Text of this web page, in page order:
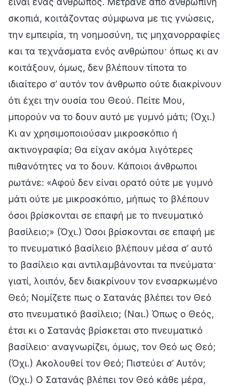
σκοπιά, κοιτάζοντας σύμφωνα με τις γνώσεις,
την εμπειρία, τη νοημοσύνη, τις μηχανορραφίες
και τα τεχνάσματα ενός ανθρώπου· όπως κι αν
κοιτάξουν, όμως, δεν βλέπουν τίποτα το
ιδιαίτερο σ’ αυτόν τον άνθρωπο ούτε διακρίνουν
ότι έχει την ουσία του Θεού. Πείτε Μου,
μπορούν να το δουν αυτό με γυμνό μάτι; (Όχι.)
Κι αν χρησιμοποιούσαν μικροσκόπιο ή
ακτινογραφία; Θα είχαν ακόμα λιγότερες
πιθανότητες να το δουν. Κάποιοι άνθρωποι
ρωτάνε: «Αφού δεν είναι ορατό ούτε με γυμνό
μάτι ούτε με μικροσκόπιο, μήπως το βλέπουν
όσοι βρίσκονται σε επαφή με το πνευματικό
βασίλειο;» (Όχι.) Όσοι βρίσκονται σε επαφή με
το πνευματικό βασίλειο βλέπουν μέσα σ’ αυτό
το βασίλειο και αντιλαμβάνονται τα πνεύματα·
γιατί, λοιπόν, δεν διακρίνουν τον ενσαρκωμένο
Θεό; Νομίζετε πως ο Σατανάς βλέπει τον Θεό
στο πνευματικό βασίλειο; (Ναι.) Όπως ο Θεός,
έτσι κι ο Σατανάς βρίσκεται στο πνευματικό
βασίλειο· αναγνωρίζει, όμως, τον Θεό ως Θεό;
(Όχι.) Ακολουθεί τον Θεό; Πιστεύει σ’ Αυτόν;
(Όχι.) Ο Σατανάς βλέπει τον Θεό κάθε μέρα,